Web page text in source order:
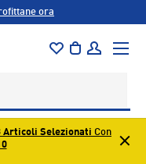
ora
BorsaAccedi
Menu
Articoli Selezionati Con